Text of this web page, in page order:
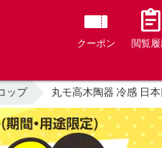
クーポン 閲覧
ップ 丸モ高木陶器 冷感 日